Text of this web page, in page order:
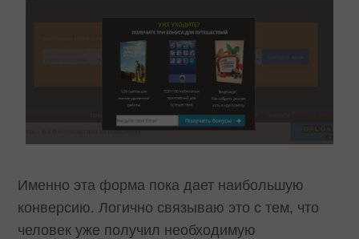
Именно эта форма пока дает наибольшую
конверсию. Логично связываю это с тем, что
человек уже получил необходимую